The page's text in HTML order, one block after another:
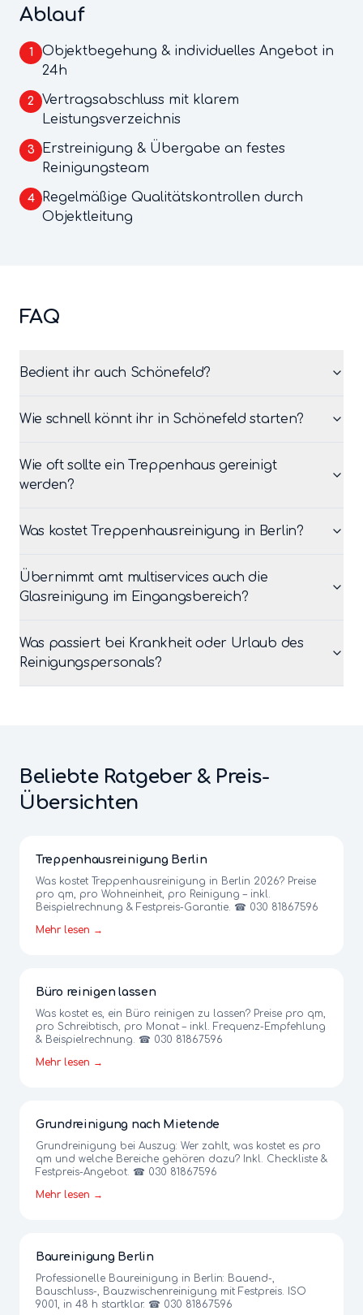
Ablauf
1
Objektbegehung & individuelles Angebot in
24h
2
Vertragsabschluss mit klarem
Leistungsverzeichnis
3
Erstreinigung & Übergabe an festes
Reinigungsteam
4
Regelmäßige Qualitätskontrollen durch
Objektleitung
FAQ
Bedient ihr auch Schönefeld?
Wie schnell könnt ihr in Schönefeld starten?
Wie oft sollte ein Treppenhaus gereinigt
werden?
Was kostet Treppenhausreinigung in Berlin?
Übernimmt amt multiservices auch die
Glasreinigung im Eingangsbereich?
Was passiert bei Krankheit oder Urlaub des
Reinigungspersonals?
Beliebte Ratgeber & Preis-
Übersichten
Treppenhausreinigung Berlin
Was kostet Treppenhausreinigung in Berlin 2026? Preise
pro qm, pro Wohneinheit, pro Reinigung – inkl.
Beispielrechnung & Festpreis-Garantie. ☎ 030 81867596
Mehr lesen →
Büro reinigen lassen
Was kostet es, ein Büro reinigen zu lassen? Preise pro qm,
pro Schreibtisch, pro Monat – inkl. Frequenz-Empfehlung
& Beispielrechnung. ☎ 030 81867596
Mehr lesen →
Grundreinigung nach Mietende
Grundreinigung bei Auszug: Wer zahlt, was kostet es pro
qm und welche Bereiche gehören dazu? Inkl. Checkliste &
Festpreis-Angebot. ☎ 030 81867596
Mehr lesen →
Baureinigung Berlin
Professionelle Baureinigung in Berlin: Bauend-,
Bauschluss-, Bauzwischenreinigung mit Festpreis. ISO
9001, in 48 h startklar. ☎ 030 81867596